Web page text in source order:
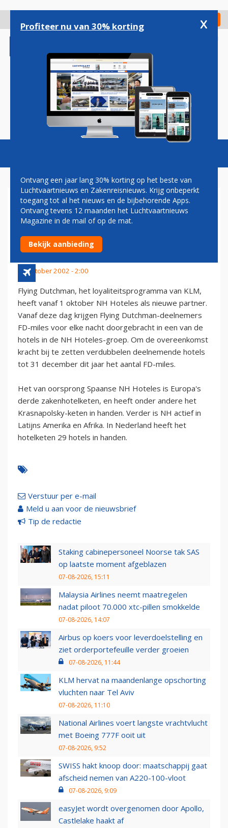
gaan
Check in
Magazine Podcasts Vacatures
NH HOTELES NIEUWE
PARTNER VAN KLM'S FLYING
DUTCHMAN-PROGRAMMA
17 oktober 2002 - 2:00
Flying Dutchman, het loyaliteitsprogramma van KLM,
heeft vanaf 1 oktober NH Hoteles als nieuwe partner.
Vanaf deze dag krijgen Flying Dutchman-deelnemers
FD-miles voor elke nacht doorgebracht in een van de
hotels in de NH Hoteles-groep. Om de overeenkomst
kracht bij te zetten verdubbelen deelnemende hotels
tot 31 december dit jaar het aantal FD-miles.
Het van oorsprong Spaanse NH Hoteles is Europa's
derde zakenhotelketen, en heeft onder andere het
Krasnapolsky-keten in handen. Verder is NH actief in
Latijns Amerika en Afrika. In Nederland heeft het
hotelketen 29 hotels in handen.
Verstuur per e-mail
Meld u aan voor de nieuwsbrief
Tip de redactie
Staking cabinepersoneel Noorse tak SAS
op laatste moment afgeblazen
07-08-2026, 15:11
Malaysia Airlines neemt maatregelen
nadat piloot 70.000 xtc-pillen smokkelde
07-08-2026, 14:07
Airbus op koers voor leverdoelstelling en
ziet orderportefeuille verder groeien
07-08-2026, 11:44
KLM hervat na maandenlange opschorting
vluchten naar Tel Aviv
07-08-2026, 11:10
National Airlines voert langste vrachtvlucht
met Boeing 777F ooit uit
07-08-2026, 9:52
SWISS hakt knoop door: maatschappij gaat
afscheid nemen van A220-100-vloot
07-08-2026, 9:09
easyJet wordt overgenomen door Apollo,
Castlelake haakt af
Profiteer nu van 30% korting x
Ontvang een jaar lang 30% korting op het beste van
Luchtvaartnieuws en Zakenreisnieuws. Krijg onbeperkt
toegang tot al het nieuws en de bijbehorende Apps.
Ontvang tevens 12 maanden het Luchtvaartnieuws
Magazine in de mail of op de mat.
Bekijk aanbieding